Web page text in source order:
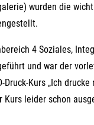
wurden die
4 Soziales,
und war der
Druck-Kurs „Ich
Kurs leider schon